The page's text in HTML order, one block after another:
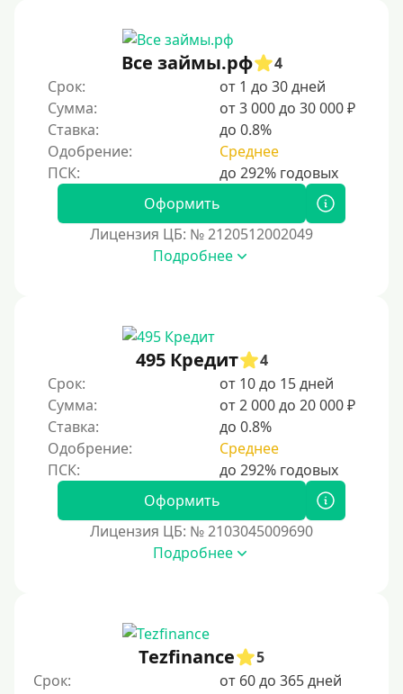
Все займы.рф
4
Срок:
от 1 до 30 дней
Сумма:
от 3 000 до 30 000 ₽
Ставка:
до 0.8%
Одобрение:
Среднее
Оформить
Лицензия ЦБ: № 2120512002049
Подробнее
495 Кредит
4
Срок:
от 10 до 15 дней
Сумма:
от 2 000 до 20 000 ₽
Ставка:
до 0.8%
Одобрение:
Среднее
Оформить
Лицензия ЦБ: № 2103045009690
Подробнее
Tezfinance
5
Срок:
от 60 до 365 дней